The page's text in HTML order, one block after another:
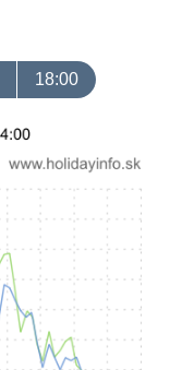
18:00